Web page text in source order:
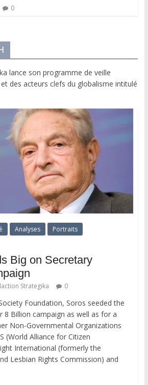
0
lance son programme de veille
des acteurs clefs du globalisme intitulé
Analyses
Portraits
Big on Secretary
Strategika 0
Foundation, Soros seeded the
Billion campaign as well as for a
Non-Governmental Organizations
(World Alliance for Citizen
International (formerly the
Lesbian Rights Commission) and